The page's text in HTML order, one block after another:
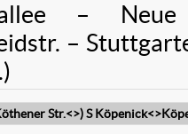
–
–
Str.<>) S